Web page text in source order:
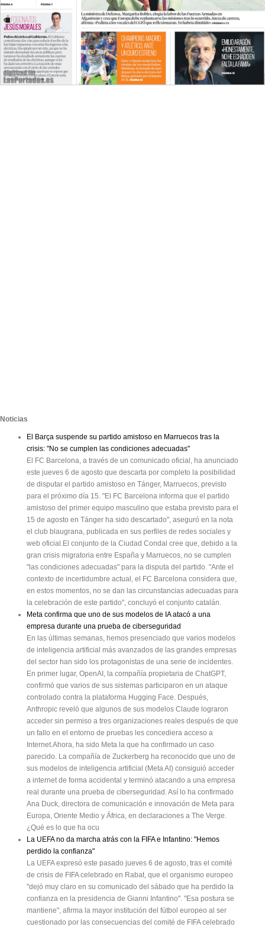
Noticias
El Barça suspende su partido amistoso en Marruecos tras la
crisis: "No se cumplen las condiciones adecuadas"
El FC Barcelona, a través de un comunicado oficial, ha anunciado
este jueves 6 de agosto que descarta por completo la posibilidad
de disputar el partido amistoso en Tánger, Marruecos, previsto
para el próximo día 15. "El FC Barcelona informa que el partido
amistoso del primer equipo masculino que estaba previsto para el
15 de agosto en Tánger ha sido descartado", aseguró en la nota
el club blaugrana, publicada en sus perfiles de redes sociales y
web oficial.El conjunto de la Ciudad Condal cree que, debido a la
gran crisis migratoria entre España y Marruecos, no se cumplen
"las condiciones adecuadas" para la disputa del partido. "Ante el
contexto de incertidumbre actual, el FC Barcelona considera que,
en estos momentos, no se dan las circunstancias adecuadas para
la celebración de este partido", concluyó el conjunto catalán.
Meta confirma que uno de sus modelos de IA atacó a una
empresa durante una prueba de ciberseguridad
En las últimas semanas, hemos presenciado que varios modelos
de inteligencia artificial más avanzados de las grandes empresas
del sector han sido los protagonistas de una serie de incidentes.
En primer lugar, OpenAI, la compañía propietaria de ChatGPT,
confirmó que varios de sus sistemas participaron en un ataque
controlado contra la plataforma Hugging Face. Después,
Anthropic reveló que algunos de sus modelos Claude lograron
acceder sin permiso a tres organizaciones reales después de que
un fallo en el entorno de pruebas les concediera acceso a
Internet.Ahora, ha sido Meta la que ha confirmado un caso
parecido. La compañía de Zuckerberg ha reconocido que uno de
sus modelos de inteligencia artificial (Meta AI) consiguió acceder
a internet de forma accidental y terminó atacando a una empresa
real durante una prueba de ciberseguridad. Así lo ha confirmado
Ana Duck, directora de comunicación e innovación de Meta para
Europa, Oriente Medio y África, en declaraciones a The Verge.
¿Qué es lo que ha ocu
La UEFA no da marcha atrás con la FIFA e Infantino: "Hemos
perdido la confianza"
La UEFA expresó este pasado jueves 6 de agosto, tras el comité
de crisis de FIFA celebrado en Rabat, que el organismo europeo
"dejó muy claro en su comunicado del sábado que ha perdido la
confianza en la presidencia de Gianni Infantino". "Esa postura se
mantiene", afirma la mayor institución del fútbol europeo al ser
cuestionado por las consecuencias del comité de FIFA celebrado